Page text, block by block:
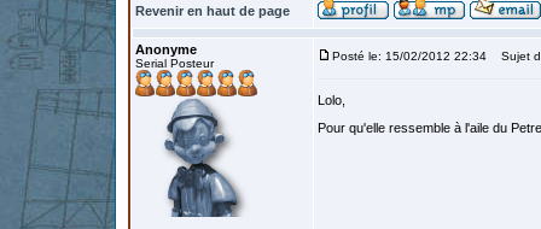
Revenir en haut de page
Anonyme
Serial Posteur
Posté le: 15/02/2012 22:34 Sujet
Lolo,
Pour qu'elle ressemble à l'aile du